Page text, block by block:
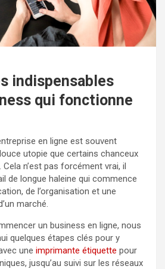
indispensables
qui fonctionne
en ligne est souvent
utopie que certains chanceux
n’est pas forcément vrai, il
de longue haleine qui commence
de l’organisation et une
marché.
un business en ligne, nous
quelques étapes clés pour y
une imprimante étiquette pour
jusqu’au suivi sur les réseaux